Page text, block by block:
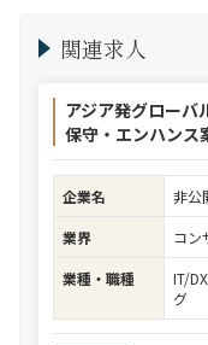
関連求人
アジア発グローバ
保守・エンハンス
企業名
非公
業界
コン
業種・職種
IT/
グ